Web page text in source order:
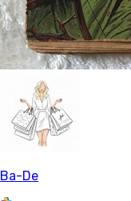
Ba-De